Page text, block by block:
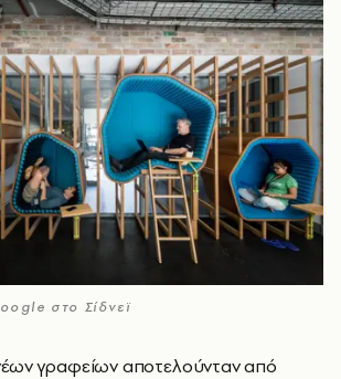
στο Σίδνεϊ
γραφείων αποτελούνταν από